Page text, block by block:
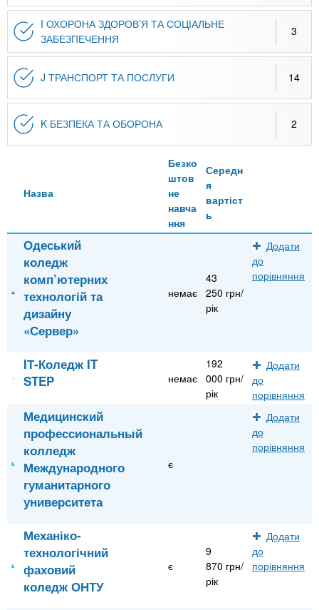
I ОХОРОНА ЗДОРОВ’Я ТА СОЦІАЛЬНЕ
ЗАБЕЗПЕЧЕННЯ
3
J ТРАНСПОРТ ТА ПОСЛУГИ 14
K БЕЗПЕКА ТА ОБОРОНА 2
Назва
Безко
штов
не
навча
ння
Середн
я
вартіст
ь
Одеський
коледж
комп’ютерних
технологій та
дизайну
«Сервер»
немає
43
250 грн/
рік
Додати
до
порівняння
IТ-Коледж IT
STEP
немає
192
000 грн/
рік
Додати
до
порівняння
Медицинский
профессиональный
колледж
Международного
гуманитарного
университета
є
Додати
до
порівняння
Механіко-
технологічний
фаховий
коледж ОНТУ
є
9
870 грн/
рік
Додати
до
порівняння